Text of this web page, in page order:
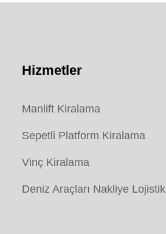
Hizmetler
Manlift Kiralama
Sepetli Platform Kiralama
Vinç Kiralama
Deniz Araçları Nakliye Lojistik